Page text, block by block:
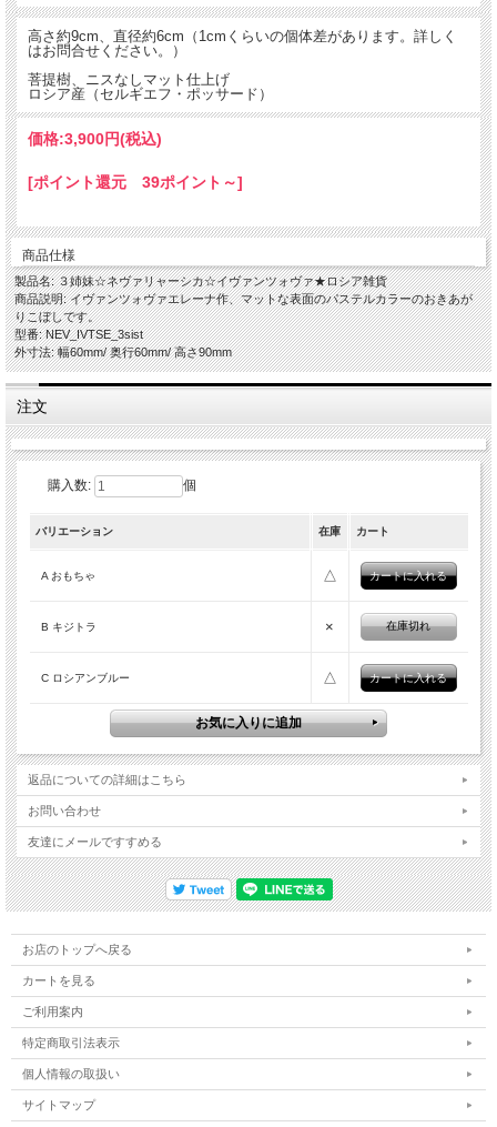
高さ約9cm、直径約6cm（1cmくらいの個体差があります。詳しく
はお問合せください。）
菩提樹、ニスなしマット仕上げ
ロシア産（セルギエフ・ポッサード）
価格:3,900円(税込)
[ポイント還元 39ポイント～]
商品仕様
製品名: ３姉妹☆ネヴァリャーシカ☆イヴァンツォヴァ★ロシア雑貨
商品説明: イヴァンツォヴァエレーナ作、マットな表面のパステルカラーのおきあが
りこぼしです。
型番: NEV_IVTSE_3sist
外寸法: 幅60mm/ 奥行60mm/ 高さ90mm
注文
購入数: 個
バリエーション 在庫 カート
A おもちゃ △
B キジトラ × 在庫切れ
C ロシアンブルー △
返品についての詳細はこちら
お問い合わせ
友達にメールですすめる
お店のトップへ戻る
カートを見る
ご利用案内
特定商取引法表示
個人情報の取扱い
サイトマップ